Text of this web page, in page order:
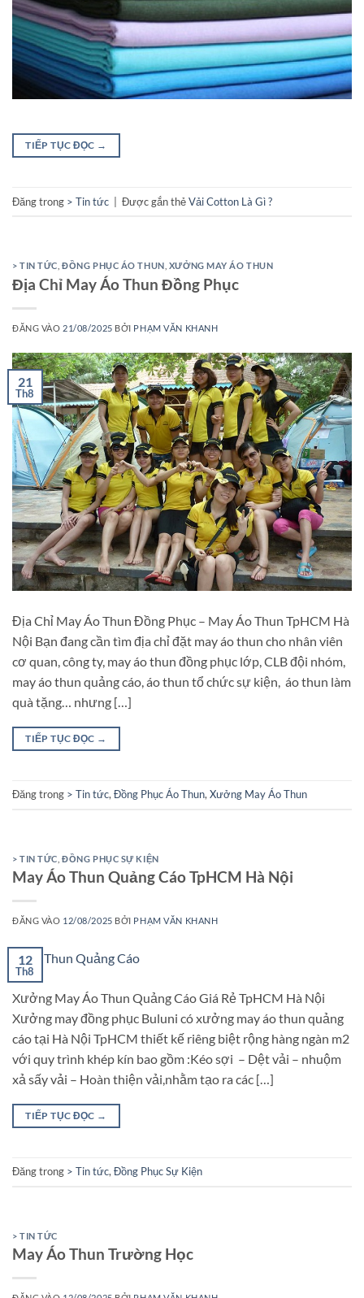
TIẾP TỤC ĐỌC →
Đăng trong > Tin tức Được gắn thẻVải Cotton Là Gì ?
> TIN TỨC ,ĐỒNG PHỤC ÁO THUN XƯỞNG MAY ÁO THUN
Địa Chỉ May Áo Thun Đồng Phục
ĐĂNG VÀO 21/08/2025 BỞI PHẠM VĂN KHANH
21
Th8
Địa Chỉ May Áo Thun Đồng Phục – May Áo Thun TpHCM Hà
Nội Bạn đang cần tìm địa chỉ đặt may áo thun cho nhân viên
cơ quan, công ty, may áo thun đồng phục lớp, CLB đội nhóm,
may áo thun quảng cáo, áo thun tổ chức sự kiện, áo thun làm
quà tặng… nhưng […]
TIẾP TỤC ĐỌC →
Đăng trong > Tin tức, Đồng Phục Áo Thun, Xưởng May Áo Thun
> TIN TỨC ,ĐỒNG PHỤC SỰ KIỆN
May Áo Thun Quảng Cáo TpHCM Hà Nội
ĐĂNG VÀO 12/08/2025 BỞI PHẠM VĂN KHANH
12
Th8
Xưởng May Áo Thun Quảng Cáo Giá Rẻ TpHCM Hà Nội
Xưởng may đồng phục Buluni có xưởng may áo thun quảng
cáo tại Hà Nội TpHCM thiết kế riêng biệt rộng hàng ngàn m2
với quy trình khép kín bao gồm :Kéo sợi – Dệt vải – nhuộm
xả sấy vải – Hoàn thiện vải,nhằm tạo ra các […]
TIẾP TỤC ĐỌC →
Đăng trong > Tin tức, Đồng Phục Sự Kiện
> TIN TỨC
May Áo Thun Trường Học